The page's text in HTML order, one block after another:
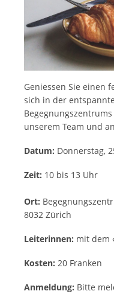
Geniessen Sie einen
sich in der
unserem Team und
Datum: Donnerstag,
Zeit: 10 bis 13 Uhr
Ort:
8032 Zürich
Leiterinnen: mit dem
Kosten: 20 Franken
Anmeldung: Bitte